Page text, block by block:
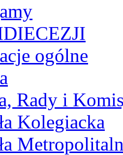
ogólne
Rady i
Kolegiacka